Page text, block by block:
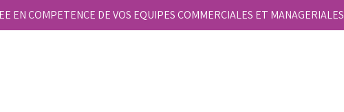
EN COMPETENCE DE VOS EQUIPES COMMERCIALES ET MANAGERIALES